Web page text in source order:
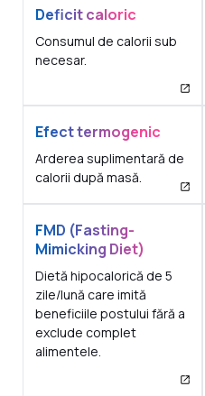
Deficit caloric
Consumul de calorii sub
necesar.
Efect termogenic
Arderea suplimentară de
calorii după masă.
FMD (Fasting-
Mimicking Diet)
Dietă hipocalorică de 5
zile/lună care imită
beneficiile postului fără a
exclude complet
alimentele.